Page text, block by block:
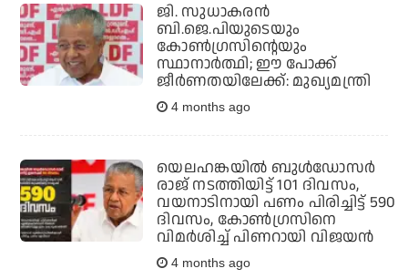
ജി. സുധാകരന്‍
ബി.ജെ.പിയുടെയും
കോണ്‍ഗ്രസിന്റെയും
സ്ഥാനാര്‍ത്ഥി; ഈ പോക്ക്
ജീര്‍ണതയിലേക്ക്: മുഖ്യമന്ത്രി
4 months ago
യെലഹങ്കയില്‍ ബുള്‍ഡോസര്‍
രാജ് നടത്തിയിട്ട് 101 ദിവസം,
വയനാടിനായി പണം പിരിച്ചിട്ട് 590
ദിവസം, കോണ്‍ഗ്രസിനെ
വിമര്‍ശിച്ച് പിണറായി വിജയന്‍
4 months ago